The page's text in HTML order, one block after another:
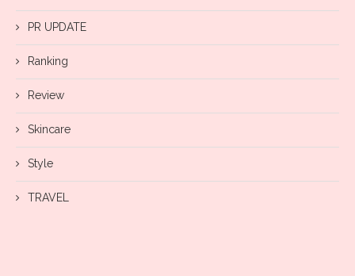
PR UPDATE
Ranking
Review
Skincare
Style
TRAVEL